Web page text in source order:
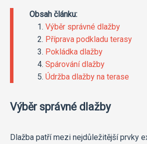
Obsah článku:
Výběr správné dlažby
Příprava podkladu terasy
Pokládka dlažby
Spárování dlažby
Údržba dlažby na terase
Výběr správné dlažby
Dlažba patří mezi nejdůležitější prvky